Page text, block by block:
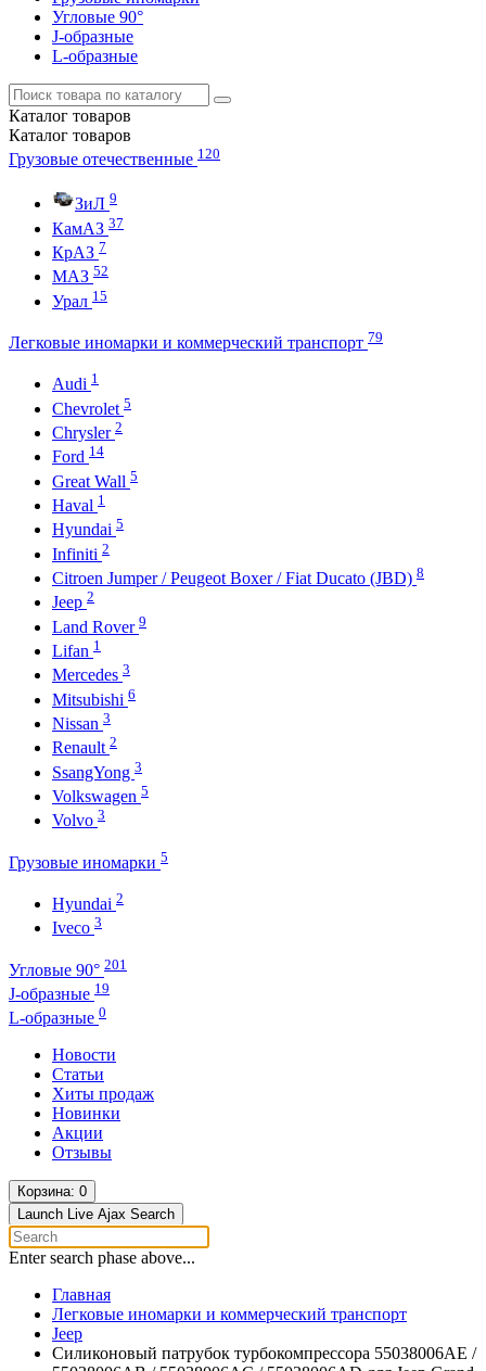
Угловые 90°
J-образные
L-образные
Каталог товаров
Каталог товаров
Грузовые отечественные 120
ЗиЛ 9
КамАЗ 37
КрАЗ 7
МАЗ 52
Урал 15
Легковые иномарки и коммерческий транспорт 79
Audi 1
Chevrolet 5
Chrysler 2
Ford 14
Great Wall 5
Haval 1
Hyundai 5
Infiniti 2
Citroen Jumper / Peugeot Boxer / Fiat Ducato (JBD) 8
Jeep 2
Land Rover 9
Lifan 1
Mercedes 3
Mitsubishi 6
Nissan 3
Renault 2
SsangYong 3
Volkswagen 5
Volvo 3
Грузовые иномарки 5
Hyundai 2
Iveco 3
Угловые 90° 201
J-образные 19
L-образные 0
Новости
Статьи
Хиты продаж
Новинки
Акции
Отзывы
Корзина: 0
Launch Live Ajax Search
Enter search phase above...
Главная
Легковые иномарки и коммерческий транспорт
Jeep
Силиконовый патрубок турбокомпрессора 55038006AE /